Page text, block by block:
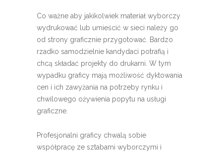
Co ważne aby jakikolwiek materiał wyborczy
wydrukować lub umieścić w sieci należy go
od strony graficznie przygotować. Bardzo
rzadko samodzielnie kandydaci potrafią i
chcą składać projekty do drukarni. W tym
wypadku graficy mają możliwość dyktowania
cen i ich zawyżania na potrzeby rynku i
chwilowego ożywienia popytu na usługi
graficzne.
Profesjonalni graficy chwalą sobie
współpracę ze sztabami wyborczymi i